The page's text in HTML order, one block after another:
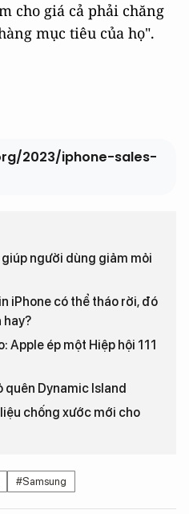
cho giá cả phải chăng
mục tiêu của họ".
2023/iphone-sales-
người dùng giảm mỏi
iPhone có thể tháo rời, đó
hay?
Apple ép một Hiệp hội 111
quên Dynamic Island
chống xước mới cho
#Samsung